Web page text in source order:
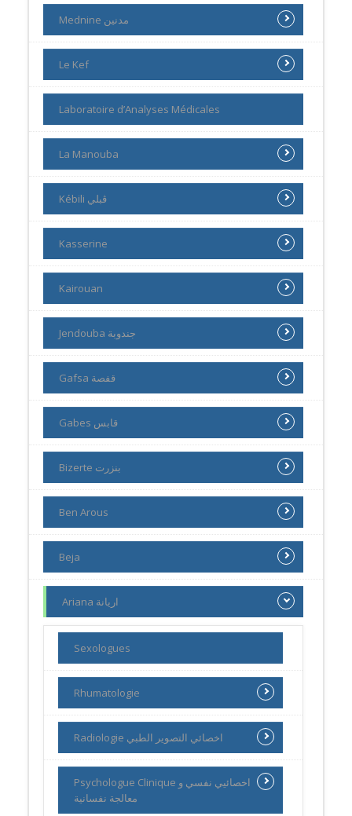
Mednine مدنين
Le Kef
Laboratoire d’Analyses Médicales
La Manouba
Kébili ڨبلي
Kasserine
Kairouan
Jendouba جندوبة
Gafsa قفصة
Gabes قابس
Bizerte بنزرت
Ben Arous
Beja
Ariana اريانة
Sexologues
Rhumatologie
Radiologie اخصائي التصوير الطبي
Psychologue Clinique اخصائيي نفسي و
معالجة نفسانية